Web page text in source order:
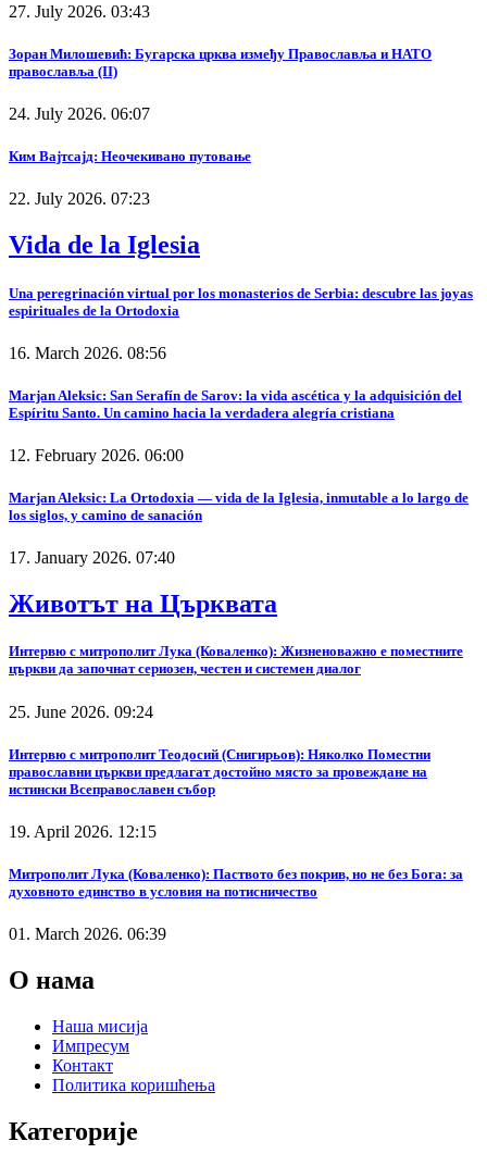
27. July 2026. 03:43
Зоран Милошевић: Бугарска црква између Православља и НАТО
православља (II)
24. July 2026. 06:07
Ким Вајтсајд: Неочекивано путовање
22. July 2026. 07:23
Vida de la Iglesia
Una peregrinación virtual por los monasterios de Serbia: descubre las joyas
espirituales de la Ortodoxia
16. March 2026. 08:56
Marjan Aleksic: San Serafín de Sarov: la vida ascética y la adquisición del
Espíritu Santo. Un camino hacia la verdadera alegría cristiana
12. February 2026. 06:00
Marjan Aleksic: La Ortodoxia — vida de la Iglesia, inmutable a lo largo de
los siglos, y camino de sanación
17. January 2026. 07:40
Животът на Църквата
Интервю с митрополит Лука (Коваленко): Жизненоважно е поместните
църкви да започнат сериозен, честен и системен диалог
25. June 2026. 09:24
Интервю с митрополит Теодосий (Снигирьов): Няколко Поместни
православни църкви предлагат достойно място за провеждане на
истински Всеправославен събор
19. April 2026. 12:15
Митрополит Лука (Коваленко): Паството без покрив, но не без Бога: за
духовното единство в условия на потисничество
01. March 2026. 06:39
О нама
Наша мисија
Импресум
Контакт
Политика коришћења
Категорије